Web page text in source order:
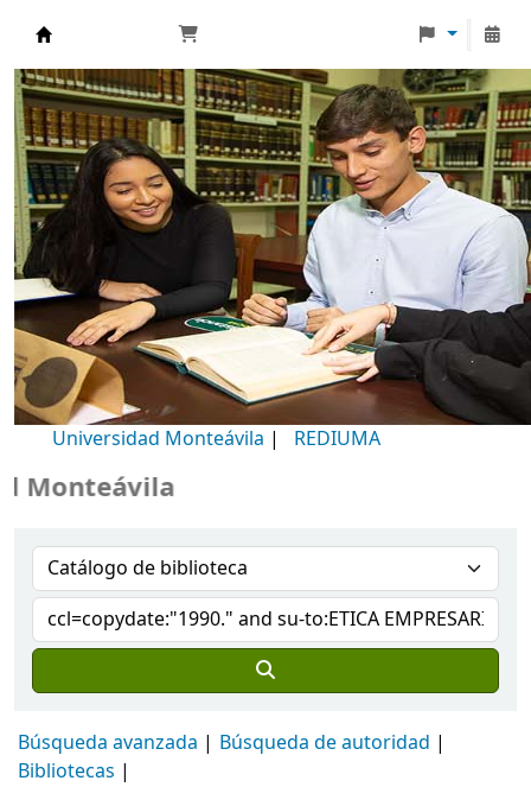
Biblioteca Universidad Monteávila
Universidad Monteávila | REDIUMA
Búsqueda avanzada
Búsqueda de autoridad
Bibliotecas